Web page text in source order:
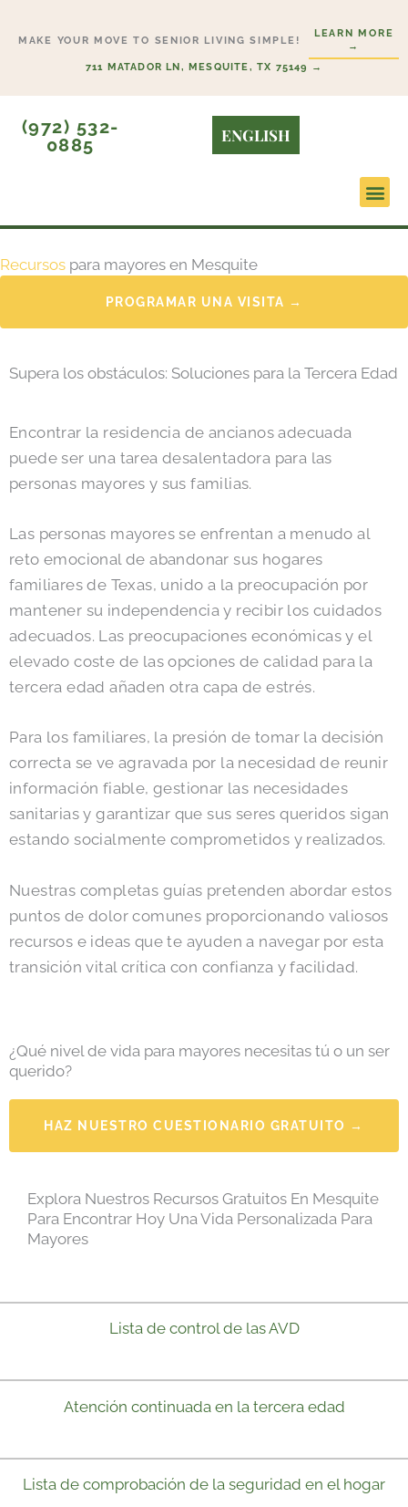
MAKE YOUR MOVE TO SENIOR LIVING SIMPLE!
LEARN MORE
→
711 MATADOR LN, MESQUITE, TX 75149 →
(972) 532-
0885
ENGLISH
Recursos para mayores en Mesquite
PROGRAMAR UNA VISITA →
Supera los obstáculos: Soluciones para la Tercera Edad
Encontrar la residencia de ancianos adecuada
puede ser una tarea desalentadora para las
personas mayores y sus familias.
Las personas mayores se enfrentan a menudo al
reto emocional de abandonar sus hogares
familiares de Texas, unido a la preocupación por
mantener su independencia y recibir los cuidados
adecuados. Las preocupaciones económicas y el
elevado coste de las opciones de calidad para la
tercera edad añaden otra capa de estrés.
Para los familiares, la presión de tomar la decisión
correcta se ve agravada por la necesidad de reunir
información fiable, gestionar las necesidades
sanitarias y garantizar que sus seres queridos sigan
estando socialmente comprometidos y realizados.
Nuestras completas guías pretenden abordar estos
puntos de dolor comunes proporcionando valiosos
recursos e ideas que te ayuden a navegar por esta
transición vital crítica con confianza y facilidad.
¿Qué nivel de vida para mayores necesitas tú o un ser
querido?
HAZ NUESTRO CUESTIONARIO GRATUITO →
Explora Nuestros Recursos Gratuitos En Mesquite
Para Encontrar Hoy Una Vida Personalizada Para
Mayores
Lista de control de las AVD
Atención continuada en la tercera edad
Lista de comprobación de la seguridad en el hogar